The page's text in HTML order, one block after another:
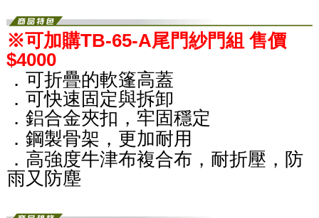
※可加購TB-65-A尾門紗門組 售價
$4000
．可折疊的軟篷高蓋
．可快速固定與拆卸
．鋁合金夾扣，牢固穩定
．鋼製骨架，更加耐用
． 高強度牛津布複合布，耐折壓，防
雨又防塵